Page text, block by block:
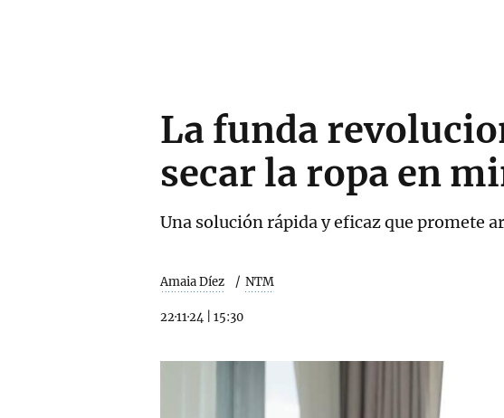
La funda
secar la ropa en
Una solución rápida y eficaz que promete
Amaia Díez NTM
22·11·24 15:30